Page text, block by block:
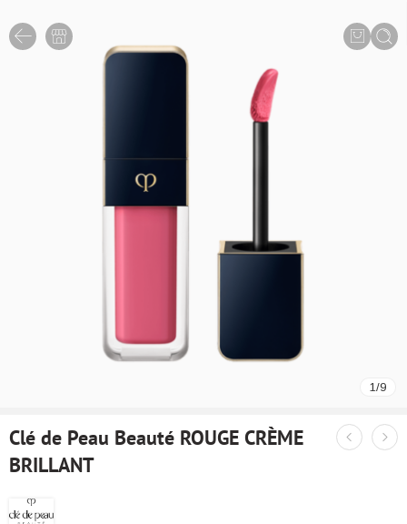
1/9
Clé de Peau Beauté ROUGE CRÈME
BRILLANT